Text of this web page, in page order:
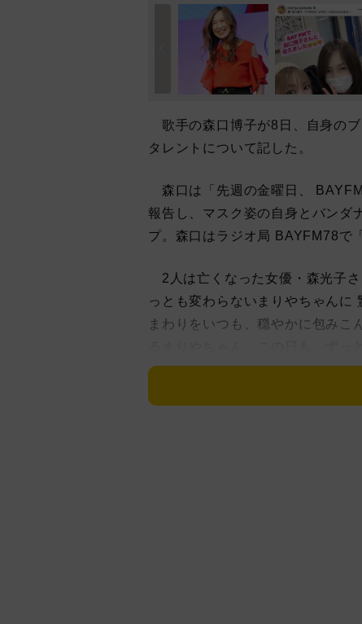
歌手の森口博子が8日、自身の
タレントについて記した。
森口は「先週の金曜日、
報告し、マスク姿の自身とバンダ
プ。森口はラジオ局 BAYFM78で
2人は亡くなった女優・森光子
っとも変わらないまりやちゃん
まわりをいつも、穏やかに包みこ
フェ化(笑)」と楽しい時間だった